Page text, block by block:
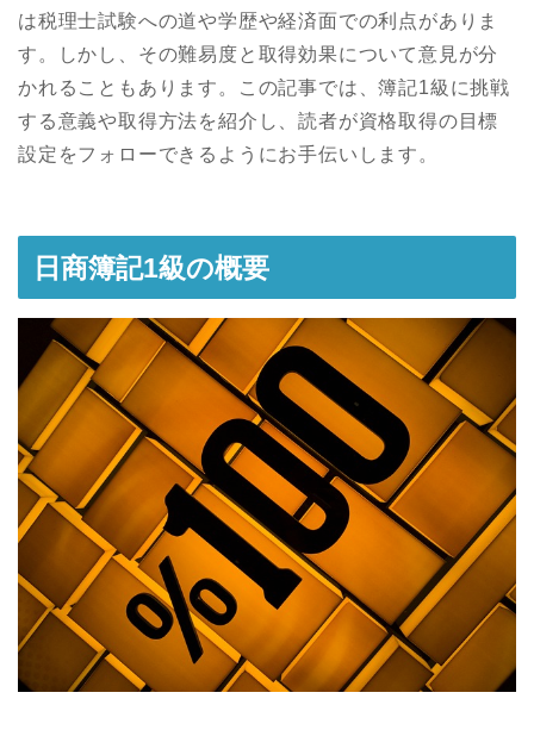
は税理士試験への道や学歴や経済面での利点がありま
す。しかし、その難易度と取得効果について意見が分
かれることもあります。この記事では、簿記1級に挑戦
する意義や取得方法を紹介し、読者が資格取得の目標
設定をフォローできるようにお手伝いします。
日商簿記1級の概要